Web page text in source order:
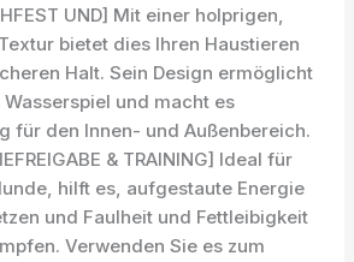
UND] Mit einer holprigen,
bietet dies Ihren Haustieren
Halt. Sein Design ermöglicht
und macht es
für den Innen- und Außenbereich.
& TRAINING] Ideal für
hilft es, aufgestaute Energie
und Faulheit und Fettleibigkeit
Verwenden Sie es zum